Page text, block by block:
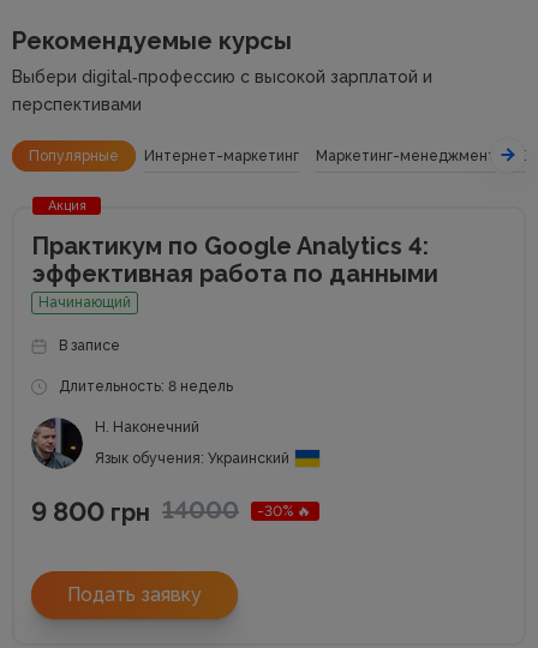
Рекомендуемые курсы
Выбери digital‑профессию с высокой зарплатой и
перспективами
Популярные Интернет-маркетинг Маркетинг-менеджмент
Акция
Практикум по Google Analytics 4:
эффективная работа по данными
Начинающий
В записе
Длительность: 8 недель
Н. Наконечний
Язык обучения: Украинский
9 800 грн 14000 -30% 🔥
Подать заявку